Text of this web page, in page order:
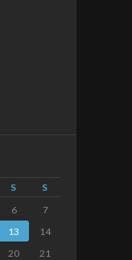
S
S
6
7
13
14
20
21